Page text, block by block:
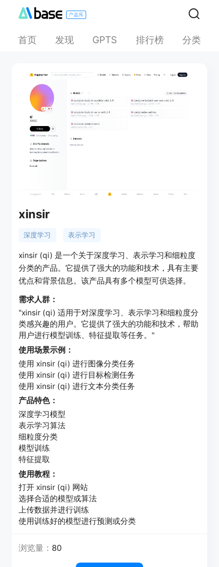
首页 发现 GPTS 排行榜 分类
xinsir
深度学习 表示学习
xinsir (qi) 是一个关于深度学习、表示学习和细粒度
分类的产品。它提供了强大的功能和技术，具有主要
优点和背景信息。该产品具有多个模型可供选择。
需求人群：
"xinsir (qi) 适用于对深度学习、表示学习和细粒度分
类感兴趣的用户。它提供了强大的功能和技术，帮助
用户进行模型训练、特征提取等任务。"
使用场景示例：
使用 xinsir (qi) 进行图像分类任务
使用 xinsir (qi) 进行目标检测任务
使用 xinsir (qi) 进行文本分类任务
产品特色：
深度学习模型
表示学习算法
细粒度分类
模型训练
特征提取
使用教程：
打开 xinsir (qi) 网站
选择合适的模型或算法
上传数据并进行训练
使用训练好的模型进行预测或分类
浏览量： 80